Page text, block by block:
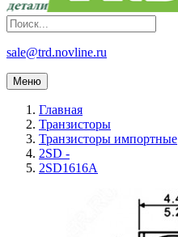
sale@trd.novline.ru
Меню
Главная
Транзисторы
Транзисторы импортные
2SD -
2SD1616A